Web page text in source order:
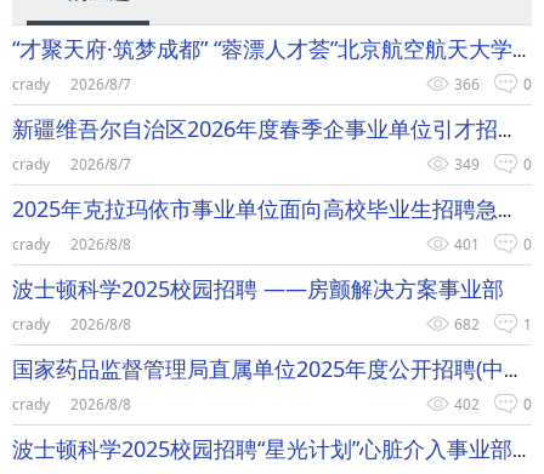
“才聚天府·筑梦成都” “蓉漂人才荟”北京航空航天大学专场活动
0
366
crady 2026/8/7
新疆维吾尔自治区2026年度春季企事业单位引才招聘活动正式启动
0
349
crady 2026/8/7
2025年克拉玛依市事业单位面向高校毕业生招聘急需紧缺人才公告
0
401
crady 2026/8/8
波士顿科学2025校园招聘 ——房颤解决方案事业部
1
682
crady 2026/8/8
国家药品监督管理局直属单位2025年度公开招聘(中国食品药品检定研究院）
0
402
crady 2026/8/8
波士顿科学2025校园招聘“星光计划”心脏介入事业部专场